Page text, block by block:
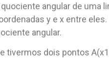
quociente angular de
y e x entre
angular.
tivermos dois pontos